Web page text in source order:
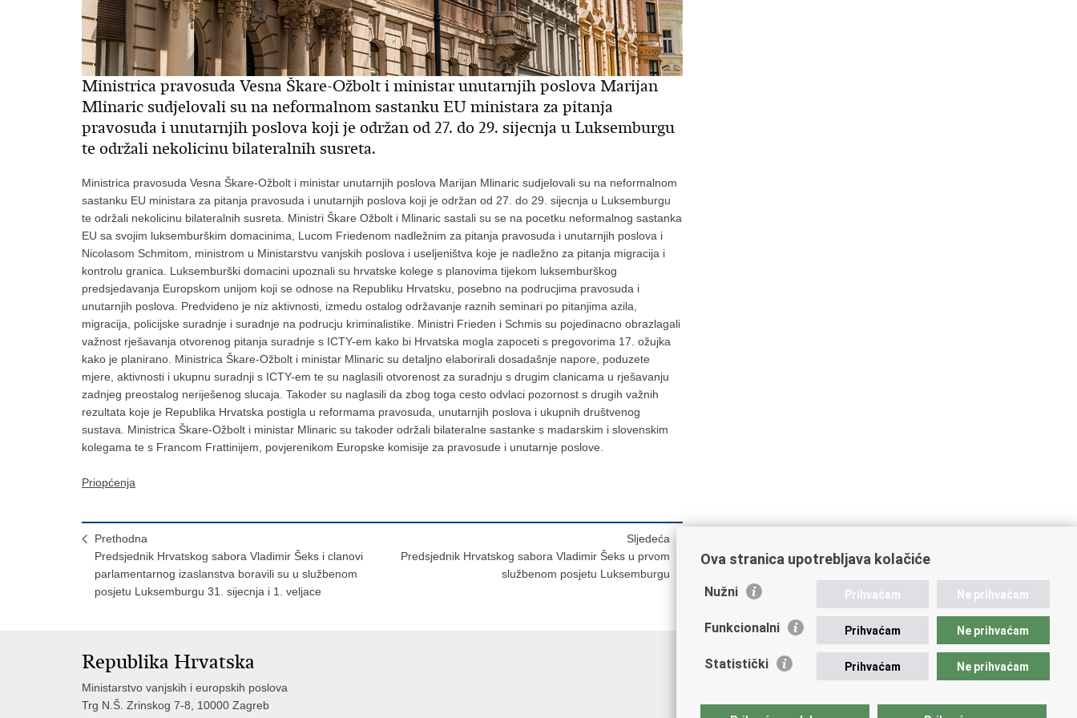
Ministrica pravosuda Vesna Škare-Ožbolt i ministar unutarnjih poslova Marijan
Mlinaric sudjelovali su na neformalnom sastanku EU ministara za pitanja
pravosuda i unutarnjih poslova koji je održan od 27. do 29. sijecnja u Luksemburgu
te održali nekolicinu bilateralnih susreta.
Ministrica pravosuda Vesna Škare-Ožbolt i ministar unutarnjih poslova Marijan Mlinaric sudjelovali su na neformalnom
sastanku EU ministara za pitanja pravosuda i unutarnjih poslova koji je održan od 27. do 29. sijecnja u Luksemburgu
te održali nekolicinu bilateralnih susreta. Ministri Škare Ožbolt i Mlinaric sastali su se na pocetku neformalnog sastanka
EU sa svojim luksemburškim domacinima, Lucom Friedenom nadležnim za pitanja pravosuda i unutarnjih poslova i
Nicolasom Schmitom, ministrom u Ministarstvu vanjskih poslova i useljeništva koje je nadležno za pitanja migracija i
kontrolu granica. Luksemburški domacini upoznali su hrvatske kolege s planovima tijekom luksemburškog
predsjedavanja Europskom unijom koji se odnose na Republiku Hrvatsku, posebno na podrucjima pravosuda i
unutarnjih poslova. Predvideno je niz aktivnosti, izmedu ostalog održavanje raznih seminari po pitanjima azila,
migracija, policijske suradnje i suradnje na podrucju kriminalistike. Ministri Frieden i Schmis su pojedinacno obrazlagali
važnost rješavanja otvorenog pitanja suradnje s ICTY-em kako bi Hrvatska mogla zapoceti s pregovorima 17. ožujka
kako je planirano. Ministrica Škare-Ožbolt i ministar Mlinaric su detaljno elaborirali dosadašnje napore, poduzete
mjere, aktivnosti i ukupnu suradnji s ICTY-em te su naglasili otvorenost za suradnju s drugim clanicama u rješavanju
zadnjeg preostalog neriješenog slucaja. Takoder su naglasili da zbog toga cesto odvlaci pozornost s drugih važnih
rezultata koje je Republika Hrvatska postigla u reformama pravosuda, unutarnjih poslova i ukupnih društvenog
sustava. Ministrica Škare-Ožbolt i ministar Mlinaric su takoder održali bilateralne sastanke s madarskim i slovenskim
kolegama te s Francom Frattinijem, povjerenikom Europske komisije za pravosude i unutarnje poslove.
Priopćenja
Prethodna
Predsjednik Hrvatskog sabora Vladimir Šeks i clanovi
parlamentarnog izaslanstva boravili su u službenom
posjetu Luksemburgu 31. sijecnja i 1. veljace
Sljedeća
Predsjednik Hrvatskog sabora Vladimir Šeks u prvom
službenom posjetu Luksemburgu
Republika Hrvatska
Ministarstvo vanjskih i europskih poslova
Trg N.Š. Zrinskog 7-8, 10000 Zagreb
Ova stranica upotrebljava kolačiće
Nužni Prihvaćam Ne prihvaćam
Funkcionalni Prihvaćam Ne prihvaćam
Statistički Prihvaćam Ne prihvaćam